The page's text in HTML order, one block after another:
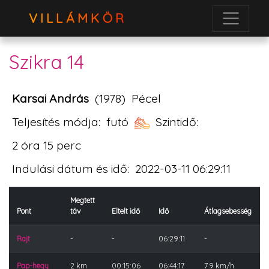
VILLÁMKÖR
Szikra 14
Karsai András (1978) Pécel
Teljesítés módja: futó
Szintidő:
2 óra 15 perc
Indulási dátum és idő: 2022-03-11 06:29:11
Pont
Megtett
táv
Eltelt idő Idő Átlagsebesség
Rajt - - 06:29:11 -
Pap-hegy 2 km 00:15:06 06:44:17 7.9 km/h